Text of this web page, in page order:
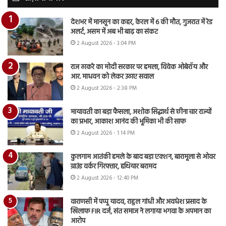
देशभर में मानसून का कहर, केरल में 6 की मौत, गुजरात में रेड
अलर्ट, असम में अब भी बाढ़ का संकट
2 August 2026 - 3:04 PM
राज ठाकरे का मोदी सरकार पर हमला, विवेक ओबेरॉय और
आर. माधवन को लेकर उठाए सवाल
2 August 2026 - 2:38 PM
मायावती का बड़ा फैसला, अशोक सिद्धार्थ से छीना चार राज्यों
का प्रभार, आकाश आनंद की भूमिका भी की साफ
2 August 2026 - 1:14 PM
कुलगाम आतंकी हमले के बाद बड़ा एक्शन, बारामूला से ओवर
ग्राउंड वर्कर गिरफ्तार, हथियार बरामद
2 August 2026 - 12:40 PM
वाराणसी में पप्पू यादव, राहुल गांधी और अवधेश प्रसाद के
खिलाफ FIR दर्ज, संत समाज ने लगाया भगवा के अपमान का
आरोप